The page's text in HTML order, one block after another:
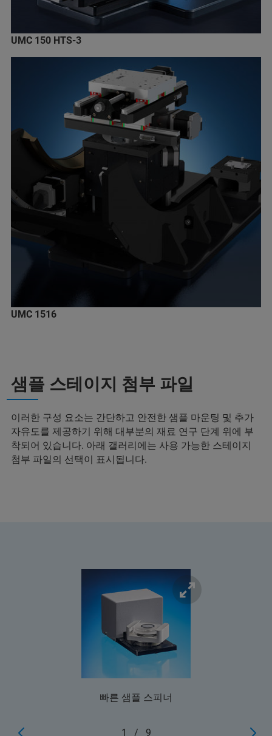
UMC 150 HTS-3
UMC 1516
샘플 스테이지 첨부 파일
이러한 구성 요소는 간단하고 안전한 샘플 마운팅 및 추가
자유도를 제공하기 위해 대부분의 재료 연구 단계 위에 부
착되어 있습니다. 아래 갤러리에는 사용 가능한 스테이지
첨부 파일의 선택이 표시됩니다.
빠른 샘플 스피너
1 / 9